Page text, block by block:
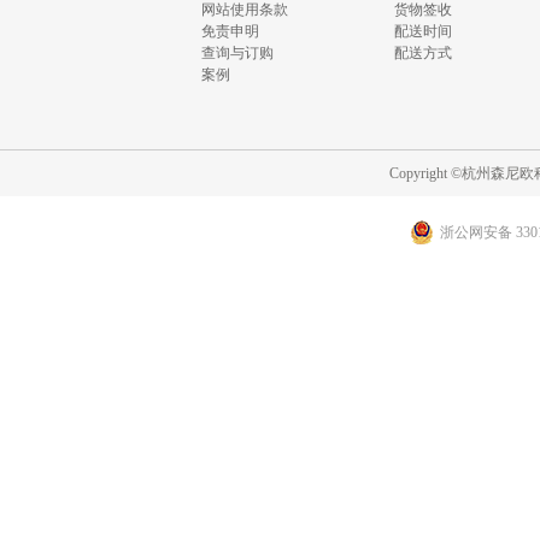
网站使用条款
免责申明
查询与订购
案例
货物签收
配送时间
配送方式
Copyright ©杭州森尼
浙公网安备